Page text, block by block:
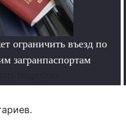
ограничить въезд по
загранпаспортам